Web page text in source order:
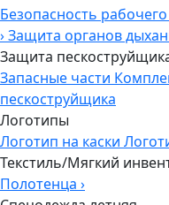
Безопасность
›Защита органов
Защита
Запасные части
пескоструйщика
Логотипы
Логотип на каски
Текстиль/Мягкий
Полотенца ›